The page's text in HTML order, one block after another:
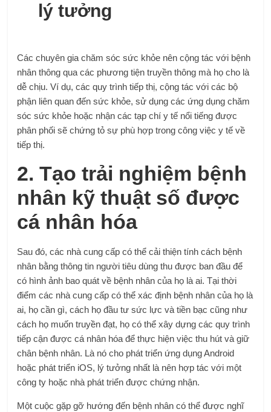
lý tưởng
Các chuyên gia chăm sóc sức khỏe nên cộng tác với bệnh
nhân thông qua các phương tiện truyền thông mà họ cho là
dễ chịu. Ví dụ, các quy trình tiếp thị, cộng tác với các bộ
phận liên quan đến sức khỏe, sử dụng các ứng dụng chăm
sóc sức khỏe hoặc nhận các tạp chí y tế nổi tiếng được
phân phối sẽ chứng tỏ sự phù hợp trong công việc y tế về
tiếp thị.
2. Tạo trải nghiệm bệnh
nhân kỹ thuật số được
cá nhân hóa
Sau đó, các nhà cung cấp có thể cải thiện tính cách bệnh
nhân bằng thông tin người tiêu dùng thu được ban đầu để
có hình ảnh bao quát về bệnh nhân của họ là ai. Tại thời
điểm các nhà cung cấp có thể xác định bệnh nhân của họ là
ai, họ cần gì, cách họ đầu tư sức lực và tiền bạc cũng như
cách họ muốn truyền đạt, họ có thể xây dựng các quy trình
tiếp cận được cá nhân hóa để thực hiện việc thu hút và giữ
chân bệnh nhân. Là nó cho phát triển ứng dụng Android
hoặc phát triển iOS, lý tưởng nhất là nên hợp tác với một
công ty hoặc nhà phát triển được chứng nhận.
Một cuộc gặp gỡ hướng đến bệnh nhân có thể được nghĩ